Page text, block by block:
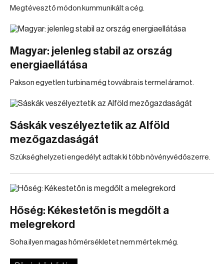
Megtévesztő módon kummunikált a cég.
Magyar: jelenleg stabil az ország
energiaellátása
Pakson egyetlen turbina még tovvábra is termel áramot.
Sáskák veszélyeztetik az Alföld
mezőgazdaságát
Szükséghelyzeti engedélyt adtak ki több növényvédőszerre.
Hőség: Kékestetőn is megdőlt a
melegrekord
Soha ilyen magas hőmérsékletet nem mértek még.